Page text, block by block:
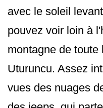
avec le soleil
pouvez voir loin à
montagne de
Uturuncu. Assez
vues des nuages